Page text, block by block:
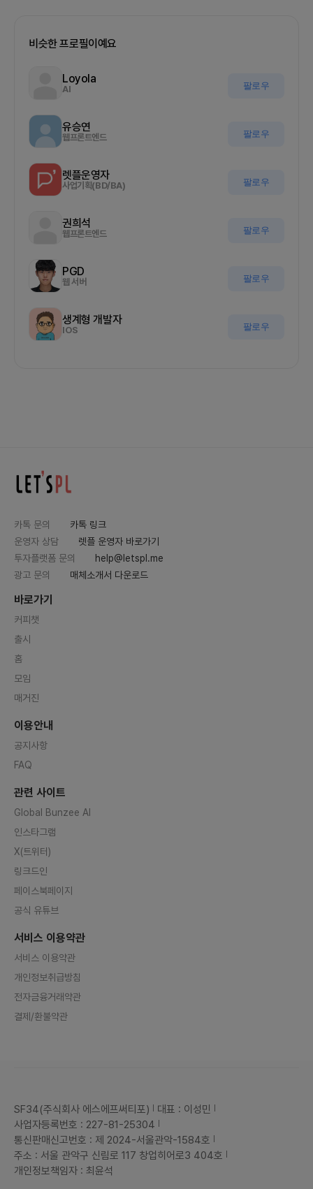
비슷한 프로필이예요
Loyola
AI 팔로우
유승연
웹프론트엔드 팔로우
렛플운영자
사업기획(BD/BA) 팔로우
권희석
웹프론트엔드 팔로우
PGD
웹 서버 팔로우
생계형 개발자
IOS 팔로우
카톡 문의
카톡 링크
운영자 상담
렛플 운영자 바로가기
투자플랫폼 문의
help@letspl.me
광고 문의
매체소개서 다운로드
바로가기
커피챗
출시
홈
모임
매거진
이용안내
공지사항
FAQ
관련 사이트
Global Bunzee AI
인스타그램
X(트위터)
링크드인
페이스북페이지
공식 유튜브
서비스 이용약관
서비스 이용약관
개인정보취급방침
전자금융거래약관
결제/환불약관
SF34(주식회사 에스에프써티포)
대표 : 이성민
사업자등록번호 : 227-81-25304
통신판매신고번호 : 제 2024-서울관악-1584호
주소 : 서울 관악구 신림로 117 창업히어로3 404호
개인정보책임자 : 최윤석